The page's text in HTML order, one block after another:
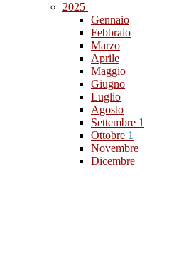
2025
Gennaio
Febbraio
Marzo
Aprile
Maggio
Giugno
Luglio
Agosto
Settembre 1
Ottobre 1
Novembre
Dicembre